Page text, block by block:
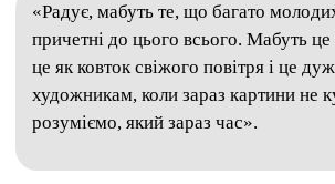
«Радує, мабуть те, що багато
причетні до цього всього. Мабуть це
це як ковток свіжого повітря і це
художникам, коли зараз картини не
розуміємо, який зараз час».